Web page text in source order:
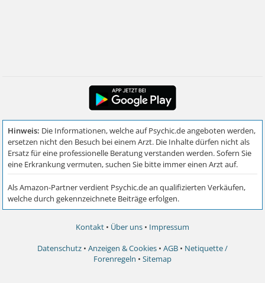
Kontakt • Über uns • Impressum
Datenschutz • Anzeigen & Cookies • AGB • Netiquette /
Forenregeln • Sitemap